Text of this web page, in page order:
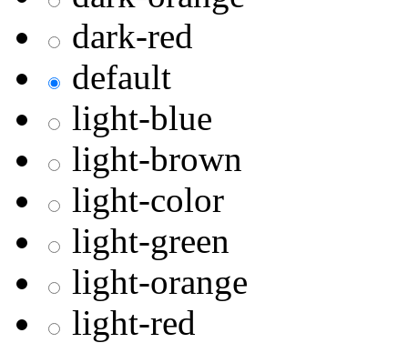
dark-red
default
light-blue
light-brown
light-color
light-green
light-orange
light-red